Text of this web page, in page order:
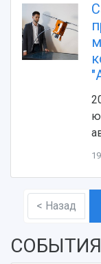
< Назад
СОБЫТИЯ